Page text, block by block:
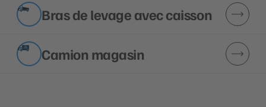
Bras de levage avec caisson
Camion magasin